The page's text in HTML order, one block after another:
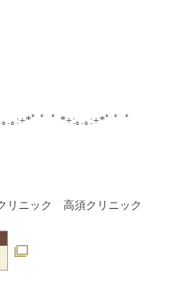
.｡:+*ﾟ ゜ﾟ *+:｡.｡:+*ﾟ ゜ﾟ
リニック 高須クリニック